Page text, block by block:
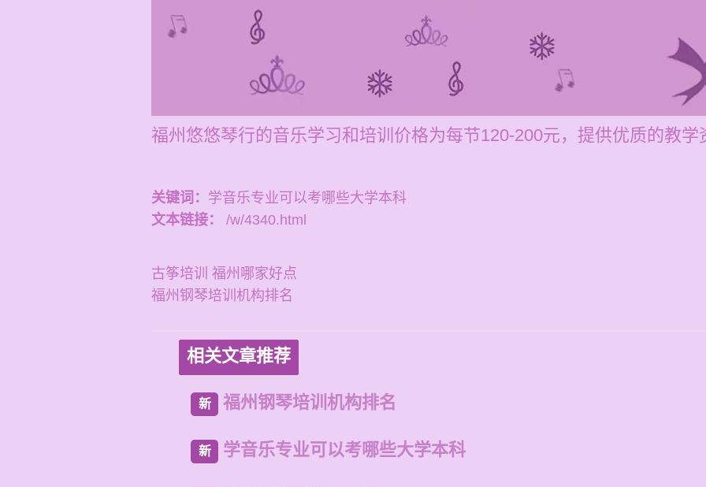
福州悠悠琴行的音乐学习和培训价格为每节120-200元，提供优质的教学
关键词： 学音乐专业可以考哪些大学本科
文本链接：
/w/4340.html
古筝培训 福州哪家好点
福州钢琴培训机构排名
相关文章推荐
新 福州钢琴培训机构排名
新 学音乐专业可以考哪些大学本科